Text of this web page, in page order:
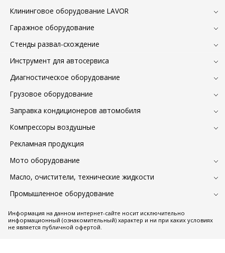
Клининговое оборудование LAVOR
Гаражное оборудование
Стенды развал-схождение
Инструмент для автосервиса
Диагностическое оборудование
Грузовое оборудование
Заправка кондиционеров автомобиля
Компрессоры воздушные
Рекламная продукция
Мото оборудование
Масло, очистители, технические жидкости
Промышленное оборудование
Информация на данном интернет-сайте носит исключительно
информационный (ознакомительный) характер и ни при каких условиях
не является публичной офертой.